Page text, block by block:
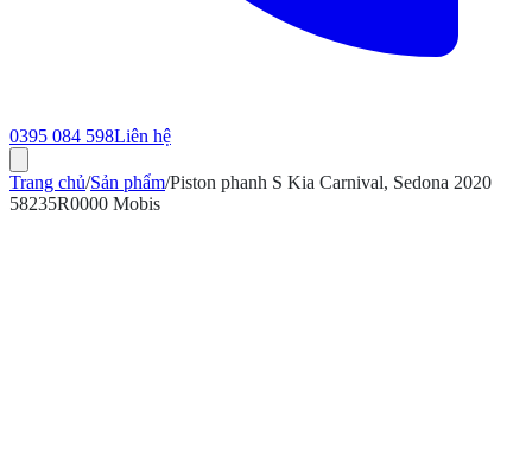
0395 084 598Liên hệ
Trang chủ/Sản phẩm/Piston phanh S Kia Carnival, Sedona 2020
58235R0000 Mobis